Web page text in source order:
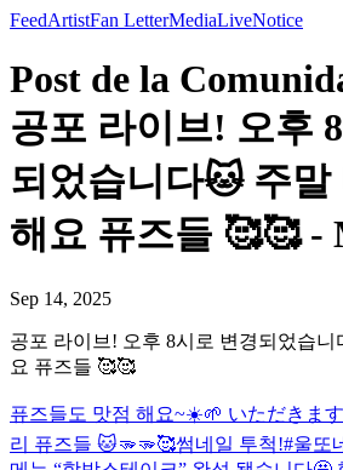
FeedArtistFan LetterMediaLiveNotice
Post de la
공포 라이브! 오후
되었습니다🐱 주말
해요 퓨즈들 🥰🥰
Sep 14, 2025
공포 라이브! 오후 8시로 변경되었습니
요 퓨즈들 🥰🥰
퓨즈들도 맛점 해요~☀️🌱 いただきま
리 퓨즈들 🐱🫳🫳🥰썸네일 투척!#울또